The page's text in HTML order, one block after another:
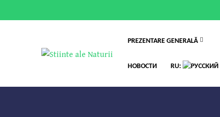
PREZENTARE GENERALĂ
НОВОСТИ RU: